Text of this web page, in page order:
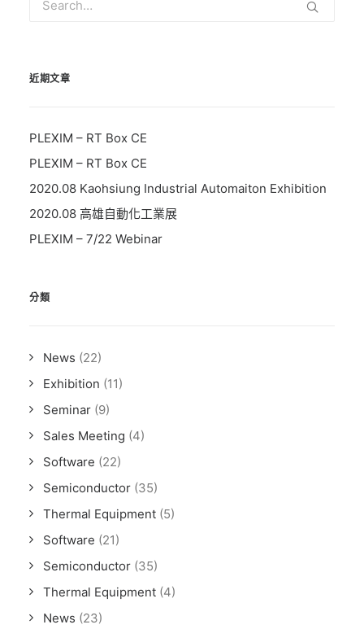
近期文章
PLEXIM – RT Box CE
PLEXIM – RT Box CE
2020.08 Kaohsiung Industrial Automaiton Exhibition
2020.08 高雄自動化工業展
PLEXIM – 7/22 Webinar
分類
News (22)
Exhibition (11)
Seminar (9)
Sales Meeting (4)
Software (22)
Semiconductor (35)
Thermal Equipment (5)
Software (21)
Semiconductor (35)
Thermal Equipment (4)
News (23)